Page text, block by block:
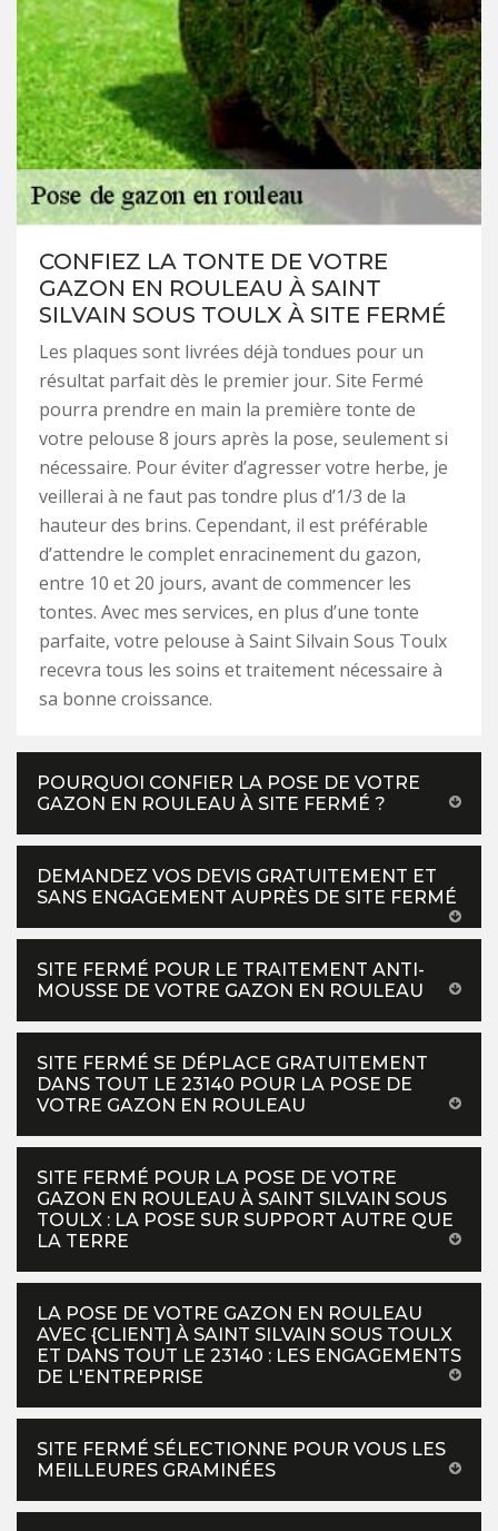
CONFIEZ LA TONTE DE VOTRE
GAZON EN ROULEAU À SAINT
SILVAIN SOUS TOULX À SITE FERMÉ
Les plaques sont livrées déjà tondues pour un
résultat parfait dès le premier jour. Site Fermé
pourra prendre en main la première tonte de
votre pelouse 8 jours après la pose, seulement si
nécessaire. Pour éviter d’agresser votre herbe, je
veillerai à ne faut pas tondre plus d’1/3 de la
hauteur des brins. Cependant, il est préférable
d’attendre le complet enracinement du gazon,
entre 10 et 20 jours, avant de commencer les
tontes. Avec mes services, en plus d’une tonte
parfaite, votre pelouse à Saint Silvain Sous Toulx
recevra tous les soins et traitement nécessaire à
sa bonne croissance.
POURQUOI CONFIER LA POSE DE VOTRE
GAZON EN ROULEAU À SITE FERMÉ ?
DEMANDEZ VOS DEVIS GRATUITEMENT ET
SANS ENGAGEMENT AUPRÈS DE SITE FERMÉ
SITE FERMÉ POUR LE TRAITEMENT ANTI-
MOUSSE DE VOTRE GAZON EN ROULEAU
SITE FERMÉ SE DÉPLACE GRATUITEMENT
DANS TOUT LE 23140 POUR LA POSE DE
VOTRE GAZON EN ROULEAU
SITE FERMÉ POUR LA POSE DE VOTRE
GAZON EN ROULEAU À SAINT SILVAIN SOUS
TOULX : LA POSE SUR SUPPORT AUTRE QUE
LA TERRE
LA POSE DE VOTRE GAZON EN ROULEAU
AVEC {CLIENT] À SAINT SILVAIN SOUS TOULX
ET DANS TOUT LE 23140 : LES ENGAGEMENTS
DE L'ENTREPRISE
SITE FERMÉ SÉLECTIONNE POUR VOUS LES
MEILLEURES GRAMINÉES